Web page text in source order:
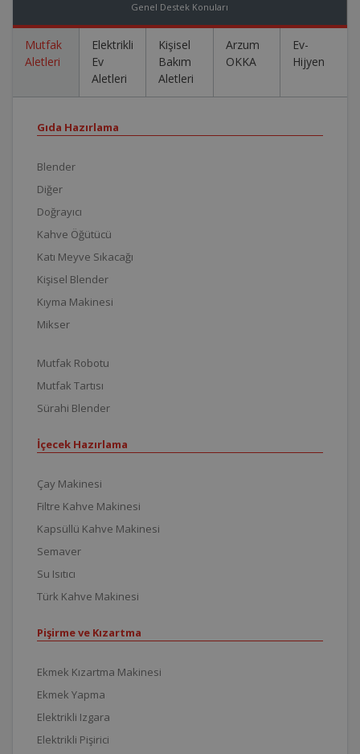
Genel Destek Konuları
Mutfak
Aletleri
Elektrikli
Ev
Aletleri
Kişisel
Bakım
Aletleri
Arzum
OKKA
Ev-
Hijyen
Gıda Hazırlama
Blender
Diğer
Doğrayıcı
Kahve Öğütücü
Katı Meyve Sıkacağı
Kişisel Blender
Kıyma Makinesi
Mikser
Mutfak Robotu
Mutfak Tartısı
Sürahi Blender
İçecek Hazırlama
Çay Makinesi
Filtre Kahve Makinesi
Kapsüllü Kahve Makinesi
Semaver
Su Isıtıcı
Türk Kahve Makinesi
Pişirme ve Kızartma
Ekmek Kızartma Makinesi
Ekmek Yapma
Elektrikli Izgara
Elektrikli Pişirici